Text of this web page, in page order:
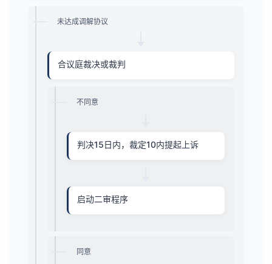
未达成调解协议
合议庭裁决或裁判
不同意
判决15日内，裁定10内提起上诉
启动二审程序
同意